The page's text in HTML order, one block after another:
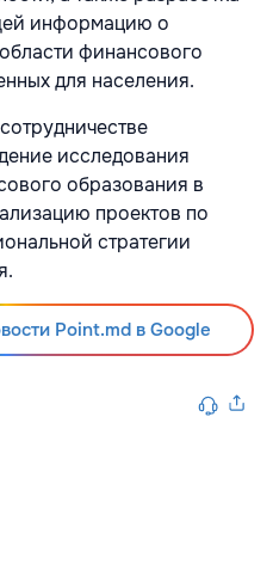
информацию о
финансового
для населения.
исследования
образования в
проектов по
стратегии
Point.md в Google